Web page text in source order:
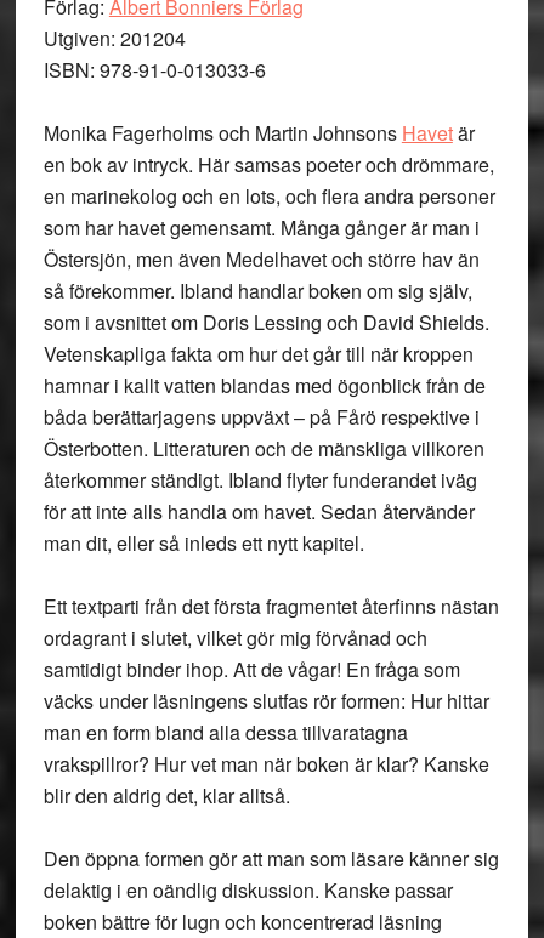
Förlag: Albert Bonniers Förlag
Utgiven: 201204
ISBN: 978-91-0-013033-6
Monika Fagerholms och Martin Johnsons Havetär
en bok av intryck. Här samsas poeter och drömmare,
en marinekolog och en lots, och flera andra personer
som har havet gemensamt. Många gånger är man i
Östersjön, men även Medelhavet och större hav än
så förekommer. Ibland handlar boken om sig själv,
som i avsnittet om Doris Lessing och David Shields.
Vetenskapliga fakta om hur det går till när kroppen
hamnar i kallt vatten blandas med ögonblick från de
båda berättarjagens uppväxt – på Fårö respektive i
Österbotten. Litteraturen och de mänskliga villkoren
återkommer ständigt. Ibland flyter funderandet iväg
för att inte alls handla om havet. Sedan återvänder
man dit, eller så inleds ett nytt kapitel.
Ett textparti från det första fragmentet återfinns nästan
ordagrant i slutet, vilket gör mig förvånad och
samtidigt binder ihop. Att de vågar! En fråga som
väcks under läsningens slutfas rör formen: Hur hittar
man en form bland alla dessa tillvaratagna
vrakspillror? Hur vet man när boken är klar? Kanske
blir den aldrig det, klar alltså.
Den öppna formen gör att man som läsare känner sig
delaktig i en oändlig diskussion. Kanske passar
boken bättre för lugn och koncentrerad läsning